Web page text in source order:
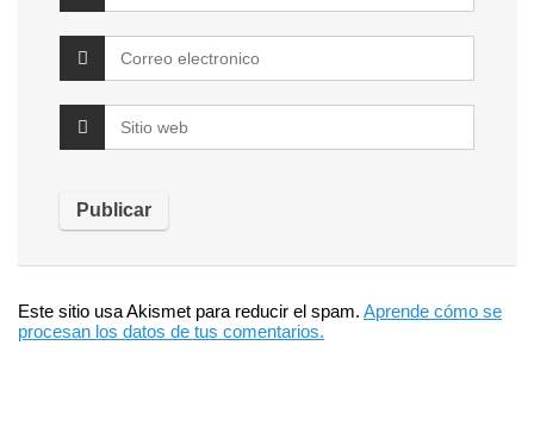
Este sitio usa Akismet para reducir el spam. Aprende cómo se
procesan los datos de tus comentarios.